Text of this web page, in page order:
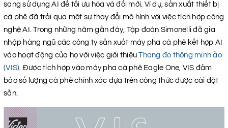
sang sử dụng AI để tối ưu hóa và đổi mới. Ví dụ, sản xuất thiết bị
cà phê đã trải qua một sự thay đổi mô hình với việc tích hợp công
nghệ AI. Trong những năm gần đây, Tập đoàn Simonelli đã gia
nhập hàng ngũ các công ty sản xuất máy pha cà phê kết hợp AI
vào hoạt động của họ với việc giới thiệuThang đo thông minh ảo
(VIS). Được tích hợp vào máy pha cà phê Eagle One, VIS đảm
bảo số lượng cà phê chính xác dựa trên công thức được cài đặt
sẵn.